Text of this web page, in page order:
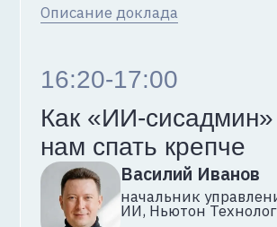
Телеграм–канал конференции